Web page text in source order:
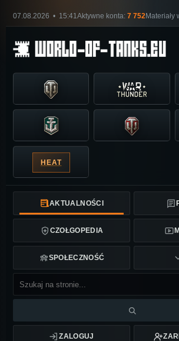
07.08.2026 • 15:41Aktywne konta: 7 752Materiały
HEAT
AKTUALNOŚCI
CZOŁGOPEDIA
SPOŁECZNOŚĆ
ZALOGUJ